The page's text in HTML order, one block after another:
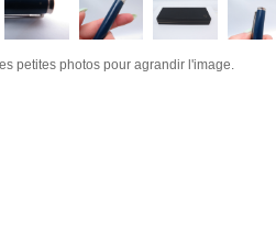
petites photos pour agrandir l'image.